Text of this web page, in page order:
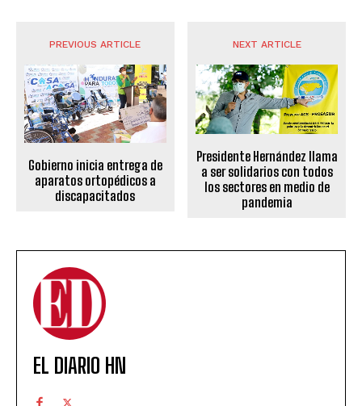
PREVIOUS ARTICLE
Gobierno inicia entrega de
aparatos ortopédicos a
discapacitados
NEXT ARTICLE
Presidente Hernández llama
a ser solidarios con todos
los sectores en medio de
pandemia
EL DIARIO HN